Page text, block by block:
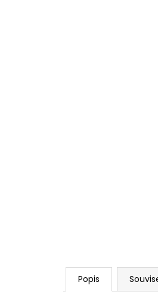
Popis